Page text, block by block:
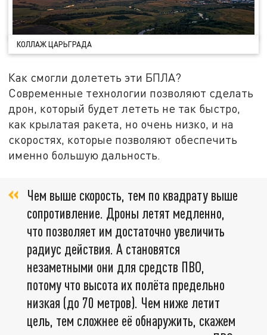
КОЛЛАЖ ЦАРЬГРАДА
Как смогли долететь эти БПЛА?
Современные технологии позволяют сделать
дрон, который будет лететь не так быстро,
как крылатая ракета, но очень низко, и на
скоростях, которые позволяют обеспечить
именно большую дальность.
Чем выше скорость, тем по квадрату выше
сопротивление. Дроны летят медленно,
что позволяет им достаточно увеличить
радиус действия. А становятся
незаметными они для средств ПВО,
потому что высота их полёта предельно
низкая (до 70 метров). Чем ниже летит
цель, тем сложнее её обнаружить, скажем